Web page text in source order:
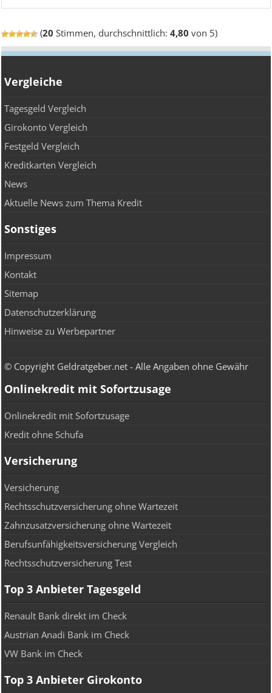
(20 Stimmen, durchschnittlich:4,80 von 5)
Vergleiche
Tagesgeld Vergleich
Girokonto Vergleich
Festgeld Vergleich
Kreditkarten Vergleich
News
Aktuelle News zum Thema Kredit
Sonstiges
Impressum
Kontakt
Sitemap
Datenschutzerklärung
Hinweise zu Werbepartner
© Copyright Geldratgeber.net - Alle Angaben ohne Gewähr
Onlinekredit mit Sofortzusage
Onlinekredit mit Sofortzusage
Kredit ohne Schufa
Versicherung
Versicherung
Rechtsschutzversicherung ohne Wartezeit
Zahnzusatzversicherung ohne Wartezeit
Berufsunfähigkeitsversicherung Vergleich
Rechtsschutzversicherung Test
Top 3 Anbieter Tagesgeld
Renault Bank direkt im Check
Austrian Anadi Bank im Check
VW Bank im Check
Top 3 Anbieter Girokonto